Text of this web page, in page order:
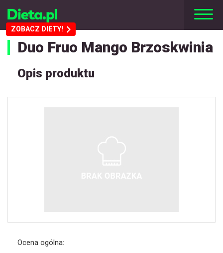
ZOBACZ DIETY!
Duo Fruo Mango Brzoskwinia
Opis produktu
Ocena ogólna: